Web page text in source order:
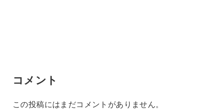
コメント
この投稿にはまだコメントがありません。